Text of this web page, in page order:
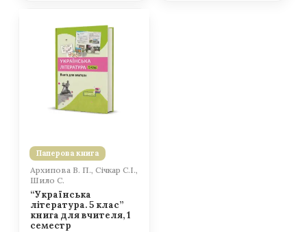
Паперова книга
Архипова В. П., Січкар С.І.,
Шило С.
“Українська
література. 5 клас”
книга для вчителя, 1
семестр